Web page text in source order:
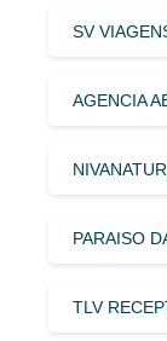
SV
AGENCIA
PARAISO
TLV